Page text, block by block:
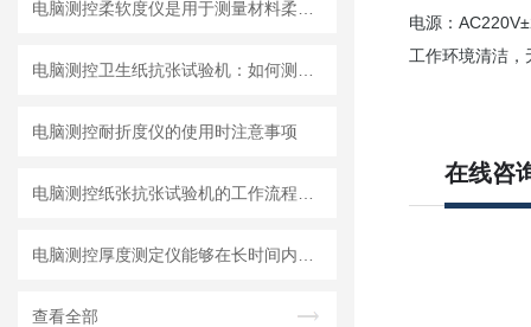
电脑测控耐折度仪的使用时注意事项
查看全部
电源：
工作环境清洁
在线咨